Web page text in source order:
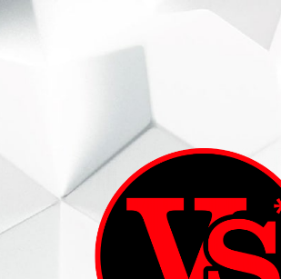
ВИННЫЙ СКЛАД